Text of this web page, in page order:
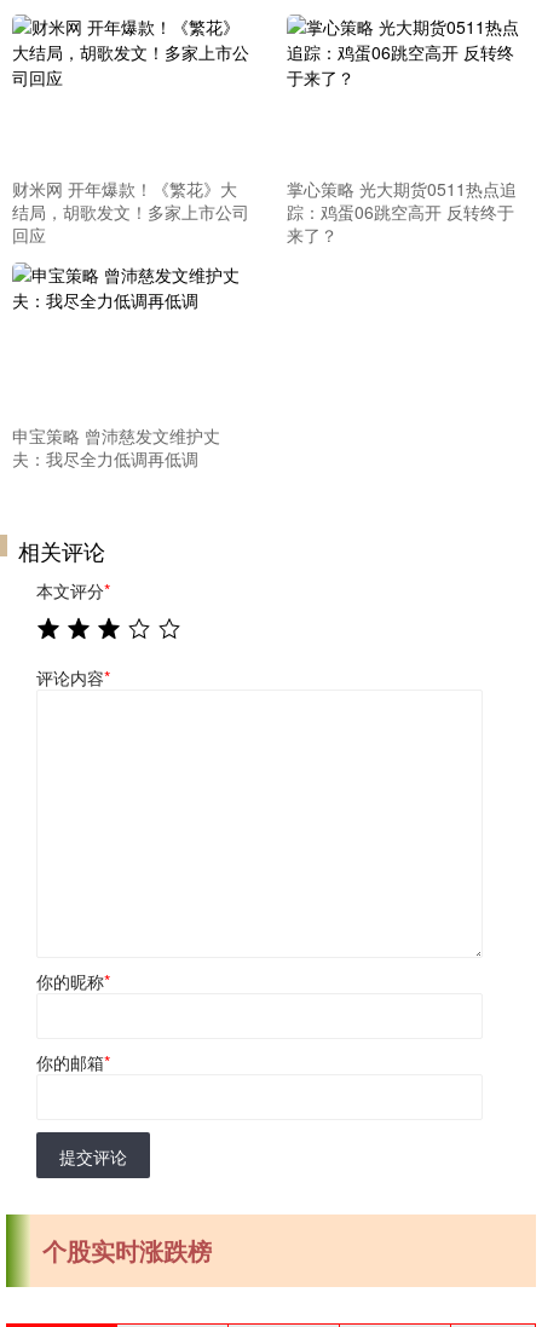
财米网 开年爆款！《繁花》大
结局，胡歌发文！多家上市公司
回应
掌心策略 光大期货0511热点追
踪：鸡蛋06跳空高开 反转终于
来了？
申宝策略 曾沛慈发文维护丈
夫：我尽全力低调再低调
相关评论
本文评分*
评论内容*
你的昵称*
你的邮箱*
提交评论
个股实时涨跌榜